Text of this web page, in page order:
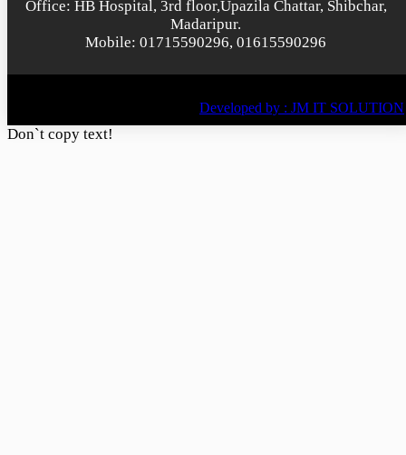
Office: HB Hospital, 3rd floor,Upazila Chattar, Shibchar,
Madaripur.
Mobile: 01715590296, 01615590296
Developed by : JM IT SOLUTION
Don`t copy text!